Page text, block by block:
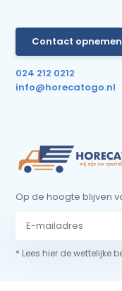
Contact opnemen
024 212 0212
info@horecatogo.nl
Op de hoogte blijven
* Lees hier de wettelijke